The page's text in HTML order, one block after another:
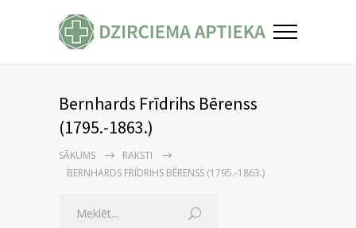
Bernhards Frīdrihs Bērenss
(1795.-1863.)
SĀKUMS
RAKSTI
BERNHARDS FRĪDRIHS BĒRENSS (1795.-1863.)